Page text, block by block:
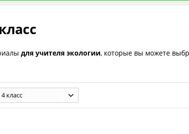
для учителя экологии, которые вы можете
4 класс